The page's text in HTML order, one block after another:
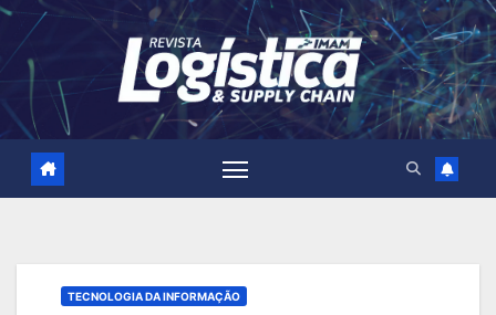
Skip
content
TECNOLOGIA DA INFORMAÇÃO